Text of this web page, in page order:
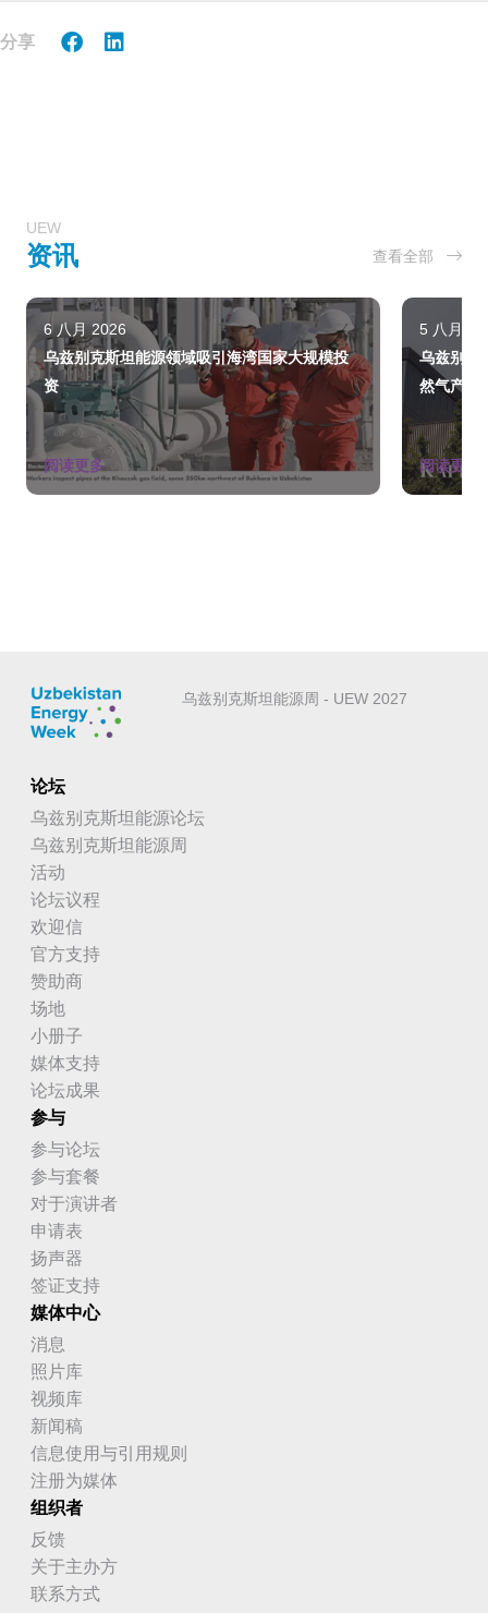
分享
UEW
资讯 查看全部
6 八月 2026
乌兹别克斯坦能源领域吸引海湾国家大规模投
资
阅读更多
5 八月
乌兹别克
然气产量
阅读更多
乌兹别克斯坦能源周 - UEW 2027
论坛
乌兹别克斯坦能源论坛
乌兹别克斯坦能源周
活动
论坛议程
欢迎信
官方支持
赞助商
场地
小册子
媒体支持
论坛成果
参与
参与论坛
参与套餐
对于演讲者
申请表
扬声器
签证支持
媒体中心
消息
照片库
视频库
新闻稿
信息使用与引用规则
注册为媒体
组织者
反馈
关于主办方
联系方式